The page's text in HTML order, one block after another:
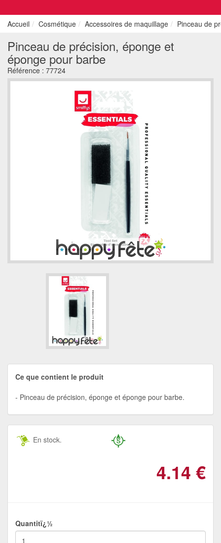
Accueil Cosmétique Accessoires de maquillage Pinceau de
Pinceau de précision, éponge et
éponge pour barbe
Référence : 77724
Ce que contient le produit
Pinceau de précision, éponge et éponge pour barbe.
En stock.
4.14 €
Quantitï¿½